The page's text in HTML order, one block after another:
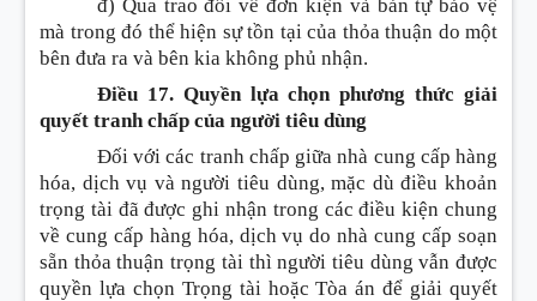
đ) Qua trao đổi về đơn kiện và bản tự bảo vệ
mà trong đó thể hiện sự tồn tại của thỏa thuận do một
bên đưa ra và bên kia không phủ nhận.
Điều 17. Quyền lựa chọn phương thức giải
quyết tranh chấp của người tiêu dùng
Đối với các tranh chấp giữa nhà cung cấp hàng
hóa, dịch vụ và người tiêu dùng, mặc dù điều khoản
trọng tài đã được ghi nhận trong các điều kiện chung
về cung cấp hàng hóa, dịch vụ do nhà cung cấp soạn
sẵn thỏa thuận trọng tài thì người tiêu dùng vẫn được
quyền lựa chọn Trọng tài hoặc Tòa án để giải quyết